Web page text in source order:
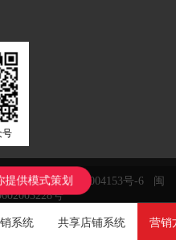
系统 共享店铺系统 营销
号
限公司闽ICP备11004153号-6
闽
号
提供模式策划